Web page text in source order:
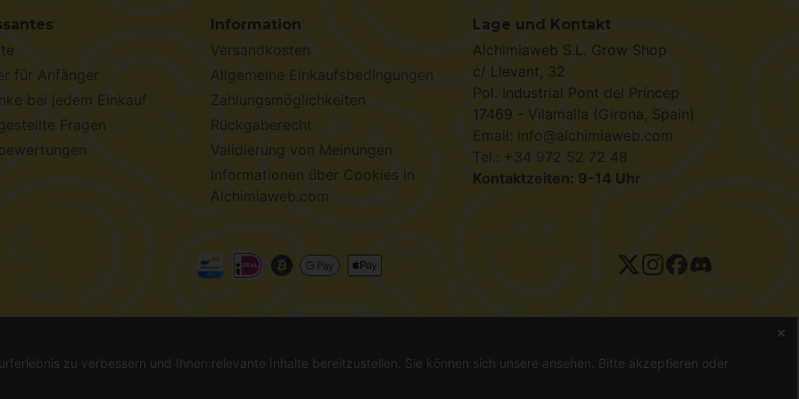
für Anfänger
bei jedem Einkauf
Fragen
Information
Versandkosten
Allgemeine Einkaufsbedingungen
Zahlungsmöglichkeiten
Rückgaberecht
Validierung von Meinungen
Informationen über Cookies in
Alchimiaweb.com
Lage und Kontakt
Alchimiaweb S.L. Grow Shop
c/ Llevant, 32
Pol. Industrial Pont del Príncep
17469 - Vilamalla (Girona, Spain)
Email: info@alchimiaweb.com
Tel.: +34 972 52 72 48
Kontaktzeiten: 9-14 Uhr
Informieren Sie sich vor dem Kauf. In Ländern, in denen die Keimung nicht legal ist, können Samen nur als Souvenir, zur Vogelfütterung oder
haltige Produkte sind keine Arzneimittel und werden auch nicht zur Behandlung oder Heilung von Krankheiten eingesetzt. Konsultieren Sie
zu verbessern und Ihnen relevante Inhalte bereitzustellen. Sie können sich unsere ansehen. Bitte akzeptieren oder